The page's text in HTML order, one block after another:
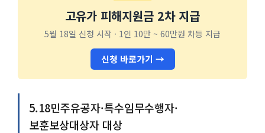
고유가 피해지원금 2차 지급
5월 18일 신청 시작 · 1인 10만 ~ 60만원 차등 지급
신청 바로가기 →
5.18민주유공자·특수임무수행자·
보훈보상대상자 대상